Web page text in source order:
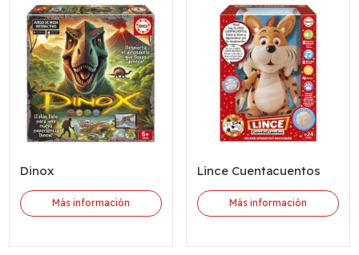
Dinox
Más información
Lince Cuentacuentos
Más información